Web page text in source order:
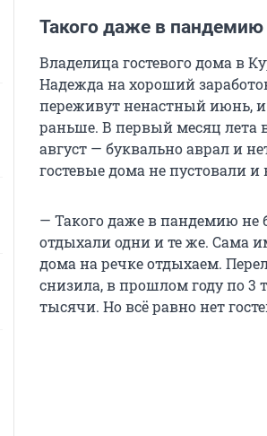
Такого даже в
Владелица гостевого дома в
Надежда на хороший
переживут ненастный июнь, и
раньше. В первый месяц лета
август — буквально аврал и
гостевые дома не пустовали
— Такого даже в пандемию
отдыхали одни и те же. Сама
дома на речке отдыхаем.
снизила, в прошлом году по 3
тысячи. Но всё равно нет